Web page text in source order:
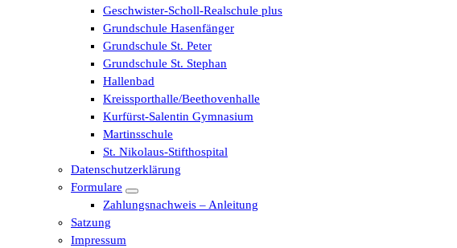
Geschwister-Scholl-Realschule plus
Grundschule Hasenfänger
Grundschule St. Peter
Grundschule St. Stephan
Hallenbad
Kreissporthalle/Beethovenhalle
Kurfürst-Salentin Gymnasium
Martinsschule
St. Nikolaus-Stifthospital
Datenschutzerklärung
Formulare
Zahlungsnachweis – Anleitung
Satzung
Impressum